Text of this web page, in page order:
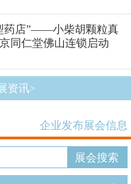
药店”——小柴胡颗粒真
同仁堂佛山连锁启动
资讯>
企业发布展会信息